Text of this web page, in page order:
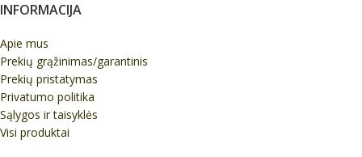
INFORMACIJA
Apie mus
Prekių grąžinimas/garantinis
Prekių pristatymas
Privatumo politika
Sąlygos ir taisyklės
Visi produktai